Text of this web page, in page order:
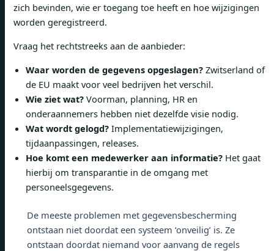
zich bevinden, wie er toegang toe heeft en hoe wijzigingen
worden geregistreerd.
Vraag het rechtstreeks aan de aanbieder:
Waar worden de gegevens opgeslagen? Zwitserland of
de EU maakt voor veel bedrijven het verschil.
Wie ziet wat? Voorman, planning, HR en
onderaannemers hebben niet dezelfde visie nodig.
Wat wordt gelogd? Implementatiewijzigingen,
tijdaanpassingen, releases.
Hoe komt een medewerker aan informatie? Het gaat
hierbij om transparantie in de omgang met
personeelsgegevens.
De meeste problemen met gegevensbescherming
ontstaan ​​niet doordat een systeem ‘onveilig’ is. Ze
ontstaan ​​doordat niemand voor aanvang de regels